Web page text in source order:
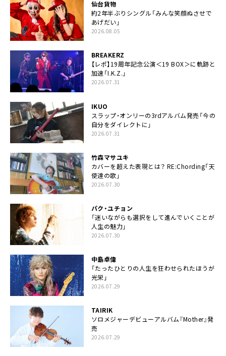
仙台貨物
約2年半ぶりシングル「みんな笑顔ぬさせで
あげだい」
2026.08.05
BREAKERZ
【レポ】19周年記念公演＜19 BOX＞に軌跡と
加速「I.K.Z.」
2026.07.31
IKUO
スラップ・オンリーの3rdアルバム発売「今の
自分をダイレクトに」
2026.07.31
竹森マサユキ
カバーを超えた表現とは？ RE:Chording「天
使達の歌」
2026.07.30
パク・ユチョン
「迷いながらも選択をして進んでいくことが
人生の魅力」
2026.07.30
中島卓偉
「たったひとりの人生を狂わせられたほうが
光栄」
2026.07.29
TAIRIK
ソロメジャーデビューアルバム『Mother』発
売
2026.07.29